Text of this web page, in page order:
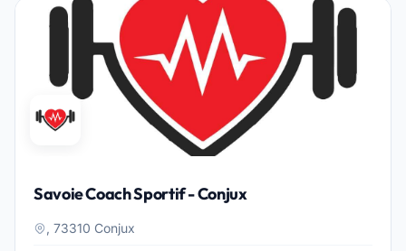
Savoie Coach Sportif - Conjux
, 73310 Conjux